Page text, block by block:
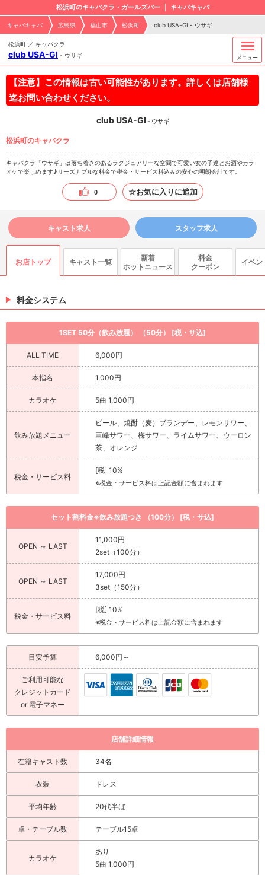
松浜町のキャバクラ・ガールズバー キャバキャバ
キャバキャバ 広島県 福山市 松浜町 club USA-GI - ウサギ
松浜町 ／ キャバクラ
club USA-GI - ウサギ メニュー
【注意】この情報は古い可能性があります。詳しくは店舗様
迄お問い合わせください。
club USA-GI - ウサギ
松浜町のキャバクラ
キャバクラ「ウサギ」は落ち着きのあるラグジュアリーな空間で可愛い女の子達とお酒やカラ
オケで楽しめます♪リーズナブルな料金で税金・サービス料込みの安心の明朗会計です。
0 ☆お気に入りに追加
キャスト求人 スタッフ求人
お店トップ キャスト一覧
新着
ホットニュース
料金
クーポン
イベン
料金システム
1SET 50分（飲み放題） （50分） [税・サ込]
ALL TIME 6,000円
本指名 1,000円
カラオケ 5曲 1,000円
飲み放題メニュー
ビール、焼酎（麦）ブランデー、レモンサワー、
巨峰サワー、梅サワー、ライムサワー、ウーロン
茶、オレンジ
税金・サービス料
[税] 10%
※税金・サービス料は上記金額に含まれます
セット割料金※飲み放題つき （100分） [税・サ込]
OPEN ～ LAST
11,000円
2set（100分）
OPEN ～ LAST
17,000円
3set（150分）
税金・サービス料
[税] 10%
※税金・サービス料は上記金額に含まれます
目安予算 6,000円～
ご利用可能な
クレジットカード
or 電子マネー
店舗詳細情報
在籍キャスト数 34名
衣装 ドレス
平均年齢 20代半ば
卓・テーブル数 テーブル15卓
カラオケ
あり
5曲 1,000円